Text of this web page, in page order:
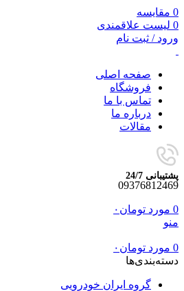
0 مقایسه
0 لیست علاقمندی
ورود / ثبت نام
صفحه اصلی
فروشگاه
تماس با ما
درباره ما
مقالات
پشتیبانی 24/7
09376812469
0 مورد تومان ۰
منو
0 مورد تومان ۰
دسته‌بندی‌ها
گروه ایران خودرویی